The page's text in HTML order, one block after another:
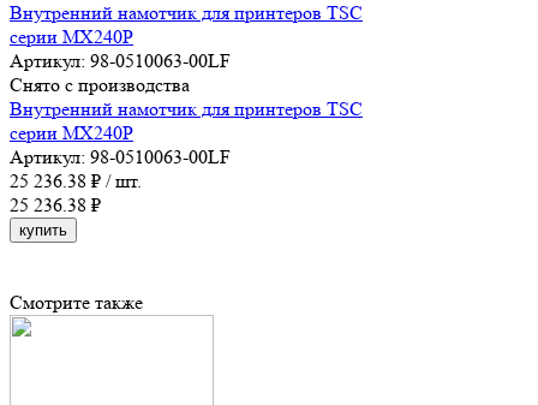
Внутренний намотчик для принтеров TSC
серии MX240P
Артикул: 98-0510063-00LF
Снято с производства
Внутренний намотчик для принтеров TSC
серии MX240P
Артикул: 98-0510063-00LF
25 236.38 ₽ / шт.
25 236.38 ₽
купить
Смотрите также